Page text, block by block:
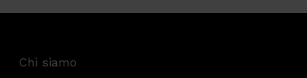
Chi siamo